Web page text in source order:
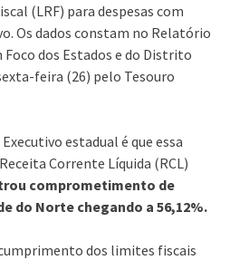
(LRF) para despesas com
Os dados constam no Relatório
Foco dos Estados e do Distrito
feira (26) pelo Tesouro
estadual é que essa
Corrente Líquida (RCL)
comprometimento de
do Norte chegando a 56,12%.
dos limites fiscais